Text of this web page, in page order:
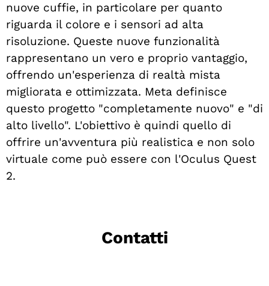
nuove cuffie, in particolare per quanto
riguarda il colore e i sensori ad alta
risoluzione. Queste nuove funzionalità
rappresentano un vero e proprio vantaggio,
offrendo un'esperienza di realtà mista
migliorata e ottimizzata. Meta definisce
questo progetto "completamente nuovo" e "di
alto livello". L'obiettivo è quindi quello di
offrire un'avventura più realistica e non solo
virtuale come può essere con l'Oculus Quest
2.
Contatti